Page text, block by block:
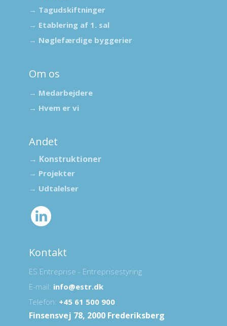
→ Tagudskiftninger
→ Etablering af 1. sal
→ Nøglefærdige byggerier
Om os
→ Medarbejdere
→ Hvem er vi
Andet
​→ Konstruktioner
→ Projekter
→ Udtalelser
​
Ko​nt​akt
ES Entreprise - Entreprisestyring
E-mail: info@estr.dk
Telefon: +45 61 500 900
Finsensvej 78, 2000 Frederiksberg